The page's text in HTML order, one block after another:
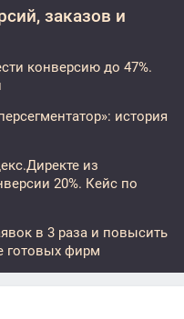
заказов и
конверсию до 47%.
история
из
20%. Кейс по
в 3 раза и повысить
готовых фирм